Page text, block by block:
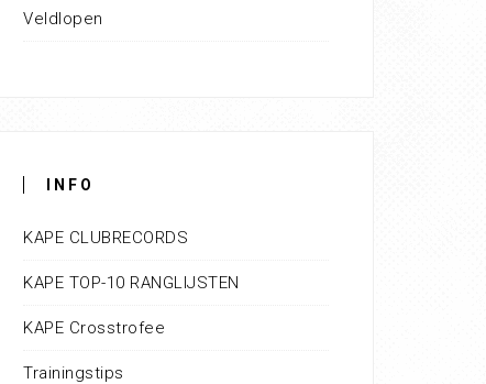
Veldlopen
INFO
KAPE CLUBRECORDS
KAPE TOP-10 RANGLIJSTEN
KAPE Crosstrofee
Trainingstips